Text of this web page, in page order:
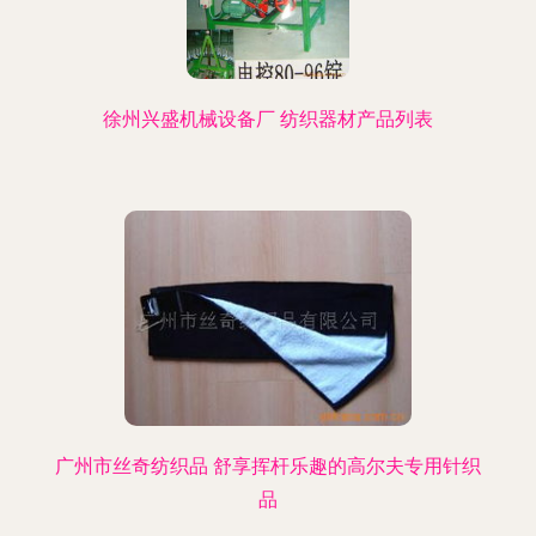
徐州兴盛机械设备厂 纺织器材产品列表
广州市丝奇纺织品 舒享挥杆乐趣的高尔夫专用针织
品